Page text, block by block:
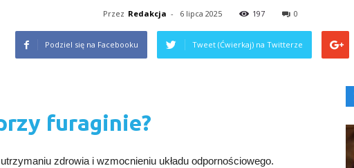
Przez Redakcja - 6 lipca 2025 197 0
Podziel się na Facebooku Tweet (Ćwierkaj) na Twitterze
furaginie?
zdrowia i wzmocnieniu układu odpornościowego.